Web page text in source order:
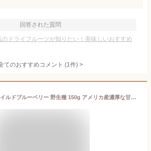
回答された質問
ドライフルーツが知りたい！美味しいおすすめ
てのおすすめコメント (1件) >
ノンオイル ワイルドブルーベリー 野生種 150g アメリカ産濃厚な甘み 油不使用だからさっぱりしたクリアーな上品な味わいドライフルーツ ブルーベリー ドライブルーベリー 上野 アメ横 ドライフルーツ 専門店